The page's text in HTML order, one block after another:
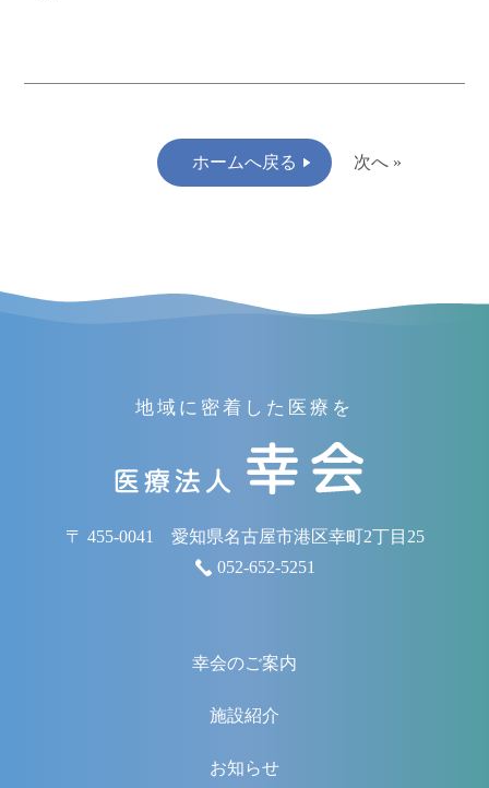
ホームへ戻る 次へ »
地域に密着した医療を
〒 455-0041 愛知県名古屋市港区幸町2丁目25
052-652-5251
幸会のご案内
施設紹介
お知らせ